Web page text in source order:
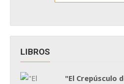
LIBROS
"El Crepúsculo